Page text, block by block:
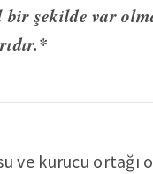
bir şekilde var
ve kurucu ortağı